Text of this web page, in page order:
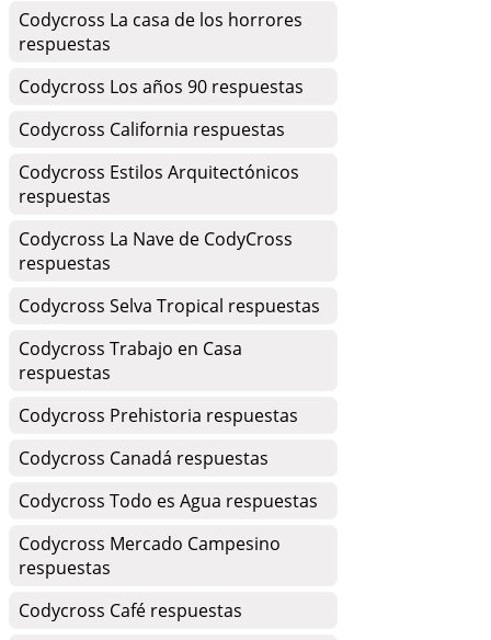
Codycross La casa de los horrores
respuestas
Codycross Los años 90 respuestas
Codycross California respuestas
Codycross Estilos Arquitectónicos
respuestas
Codycross La Nave de CodyCross
respuestas
Codycross Selva Tropical respuestas
Codycross Trabajo en Casa
respuestas
Codycross Prehistoria respuestas
Codycross Canadá respuestas
Codycross Todo es Agua respuestas
Codycross Mercado Campesino
respuestas
Codycross Café respuestas